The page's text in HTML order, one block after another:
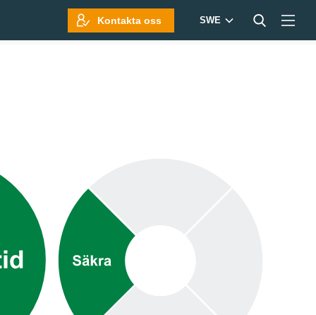
Kontakta oss SWE